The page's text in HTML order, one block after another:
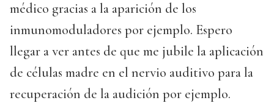
médico gracias a la aparición de los
inmunomoduladores por ejemplo. Espero
llegar a ver antes de que me jubile la aplicación
de células madre en el nervio auditivo para la
recuperación de la audición por ejemplo.